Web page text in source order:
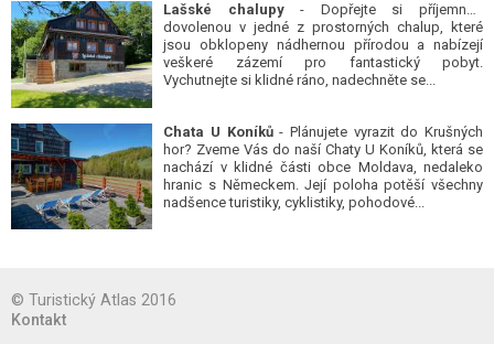
Lašské chalupy- Dopřejte si příjemnou
dovolenou v jedné z prostorných chalup, které
jsou obklopeny nádhernou přírodou a nabízejí
veškeré zázemí pro fantastický pobyt.
Vychutnejte si klidné ráno, nadechněte se...
Chata U Koníků- Plánujete vyrazit do Krušných
hor? Zveme Vás do naší Chaty U Koníků, která se
nachází v klidné části obce Moldava, nedaleko
hranic s Německem. Její poloha potěší všechny
nadšence turistiky, cyklistiky, pohodové...
© Turistický Atlas 2016
Kontakt